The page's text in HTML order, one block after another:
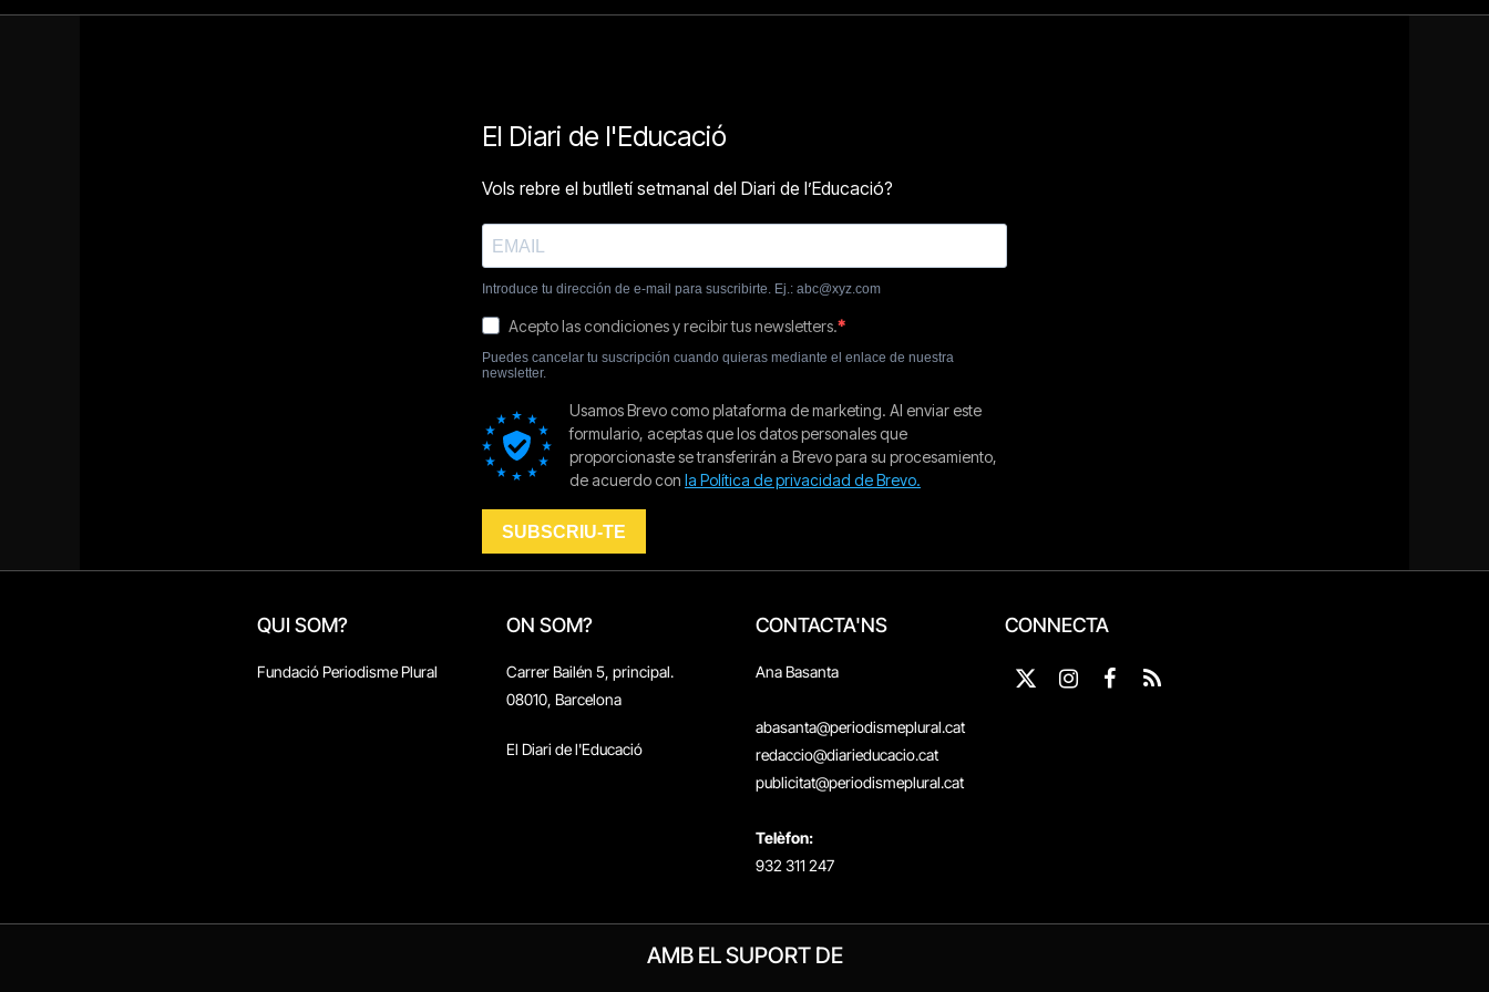
QUI SOM?
Fundació Periodisme Plural
ON SOM?
Carrer Bailén 5, principal.
08010, Barcelona
El Diari de l'Educació
CONTACTA'NS
Ana Basanta
abasanta@periodismeplural.cat
redaccio@diarieducacio.cat
publicitat@periodismeplural.cat
Telèfon:
932 311 247
CONNECTA
X
InstagramFacebook
RSS
AMB EL SUPORT DE